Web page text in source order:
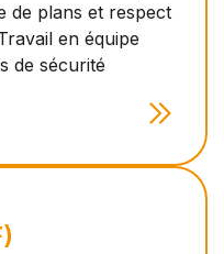
de plans et respect
en équipe
de sécurité